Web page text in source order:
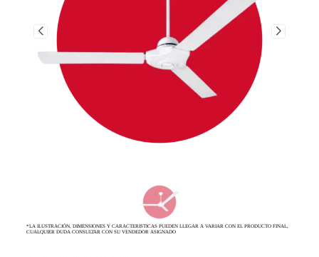
*LA ILUSTRACIÓN, DIMENSIONES Y CARACTERISTICAS PUEDEN LLEGAR A VARIAR CON EL PRODUCTO FINAL,
CUALQUIER DUDA CONSULTAR CON SU VENDEDOR ASIGNADO